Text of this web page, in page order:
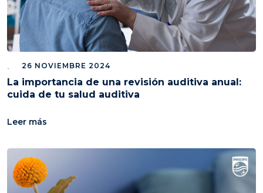
26 NOVIEMBRE 2024
La importancia de una revisión auditiva anual:
cuida de tu salud auditiva
Leer más